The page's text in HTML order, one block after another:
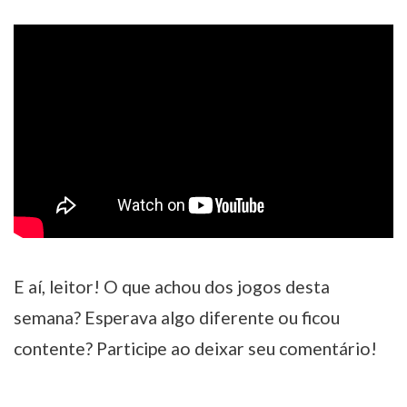
E aí, leitor! O que achou dos jogos desta
semana? Esperava algo diferente ou ficou
contente? Participe ao deixar seu comentário!